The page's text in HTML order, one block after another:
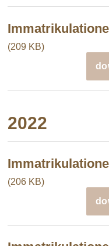
(209 KB)
2022
(206 KB)